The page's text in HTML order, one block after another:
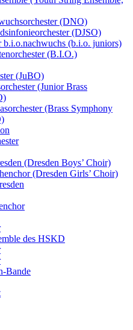
(DNO)
(DJSO)
b.i.o.nachwuchs (b.i.o. juniors)
(B.I.O.)
(JuBO)
(Junior Brass
(Brass Symphony
(Dresden Boys’ Choir)
(Dresden Girls’ Choir)
des HSKD
Bande